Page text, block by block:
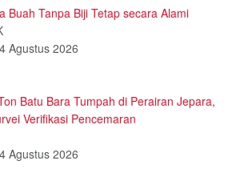
Buah Tanpa Biji Tetap secara Alami
Agustus 2026
Batu Bara Tumpah di Perairan Jepara,
Verifikasi Pencemaran
Agustus 2026